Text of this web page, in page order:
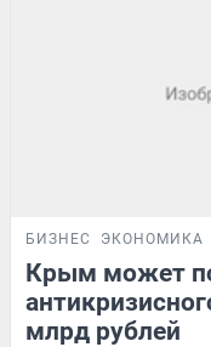
БИЗНЕС ЭКОНОМИКА
Крым может
млрд рублей